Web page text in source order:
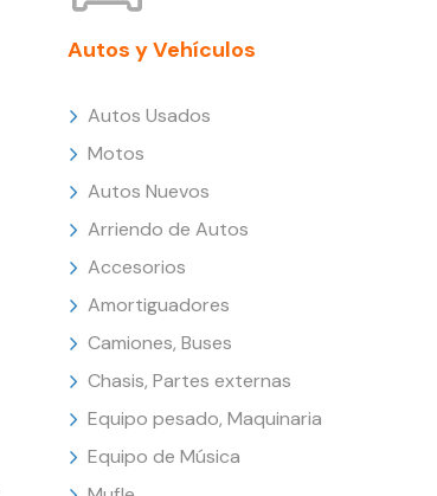
Autos y Vehículos
Autos Usados
Motos
Autos Nuevos
Arriendo de Autos
Accesorios
Amortiguadores
Camiones, Buses
Chasis, Partes externas
Equipo pesado, Maquinaria
Equipo de Música